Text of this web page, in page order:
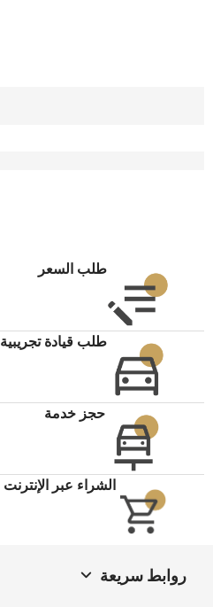
طلب السعر
طلب قيادة تجريبية
حجز خدمة
الشراء عبر الإنترنت
روابط سريعة